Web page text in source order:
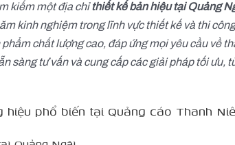
kiếm một địa chỉthiết kế bản hiệu tại Quảng
kinh nghiệm trong lĩnh vực thiết kế và thi
chất lượng cao, đáp ứng mọi yêu cầu về
sàng tư vấn và cung cấp các giải pháp tối ưu,
hiệu phổ biến tại Quảng cáo Thanh